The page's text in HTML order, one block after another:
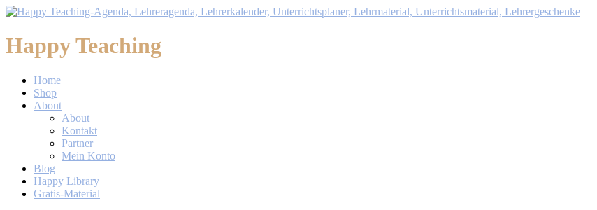
Happy Teaching
Home
Shop
About
About
Kontakt
Partner
Mein Konto
Blog
Happy Library
Gratis-Material